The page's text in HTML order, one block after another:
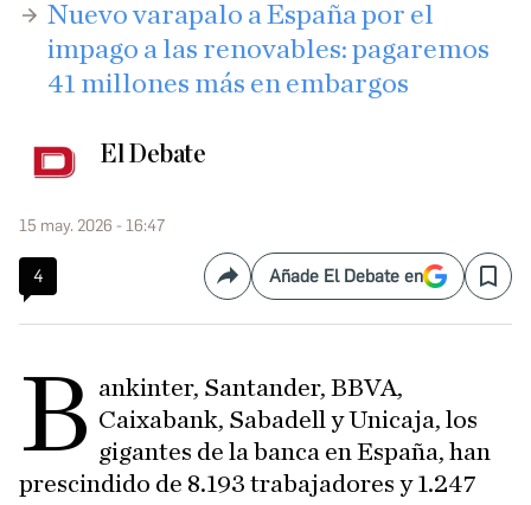
​Nuevo varapalo a España por el
impago a las renovables: pagaremos
41 millones más en embargos
El Debate
15 may. 2026 - 16:47
4 CompartirAñade El Debate en Save
B ankinter, Santander, BBVA,
Caixabank, Sabadell y Unicaja, los
gigantes de la banca en España, han
prescindido de 8.193 trabajadores y 1.247